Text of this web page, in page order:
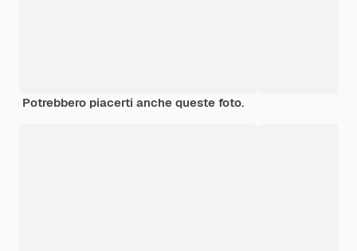
Potrebbero piacerti anche queste foto.